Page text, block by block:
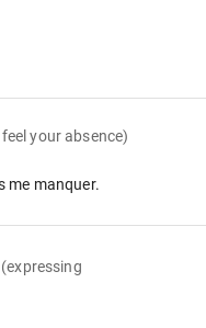
your absence)
me manquer.